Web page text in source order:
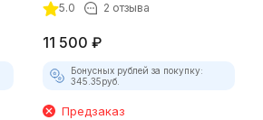
5.0 2 отзыва
11 500 ₽
Бонусных рублей за покупку:
345.35руб.
Предзаказ